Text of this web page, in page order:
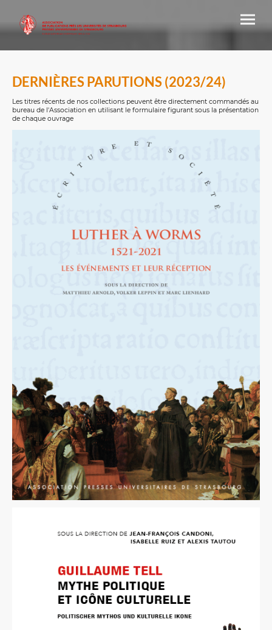
DERNIÈRES PARUTIONS (2023/24)
Les titres récents de nos collections peuvent être directement commandés au
bureau de l'Association en utilisant le formulaire figurant sous la présentation
de chaque ouvrage